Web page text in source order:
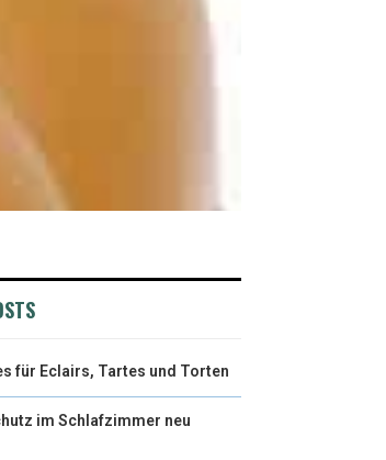
für Eclairs, Tartes und Torten
im Schlafzimmer neu